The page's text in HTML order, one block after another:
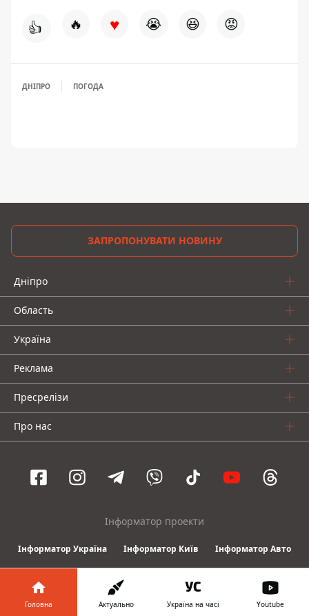
👍 🔥 ♥ 😭 😆 😡
ДНІПРО ПОГОДА
ЗАПРОПОНУВАТИ НОВИНУ
Дніпро
Область
Україна
Реклама
Пресрелізи
Про нас
Інформатор проекти
Інформатор Україна Інформатор Київ Інформатор Авто
© 2016-2026 Informator
Головна Актуально Україна на часі Youtube